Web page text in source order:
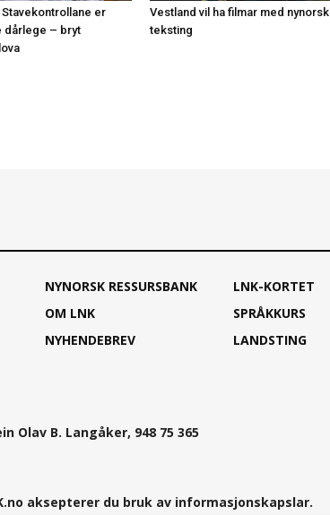
er
dårlege – bryt
Vestland vil ha filmar med nynorsk
teksting
NYNORSK RESSURSBANK
OM LNK
NYHENDEBREV
LNK-KORTET
SPRÅKKURS
LANDSTING
Olav B. Langåker, 948 75 365
aksepterer du bruk av informasjonskapslar.